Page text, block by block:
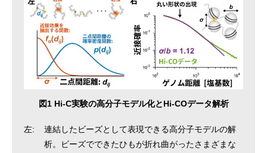
図1 Hi-C実験の高分子モデル化とHi-COデータ解析
左:
連結したビーズとして表現できる高分子モデルの解
析。ビーズでできたひもが折れ曲がったさまざまな